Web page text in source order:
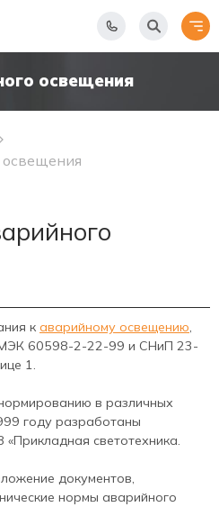
освещения
освещения
к аварийному освещению,
60598-2-22-99 и СНиП 23-
1.
в различных
году разработаны
светотехника.
документов,
нормы аварийного